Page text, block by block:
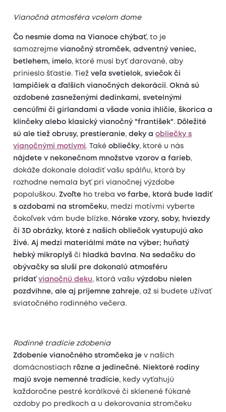
Vianočná atmosféra vcelom dome
Čo nesmie doma na Vianoce chýbať, to je
samozrejmevianočný stromček, adventný veniec,
betlehem, imelo, ktoré musí byť darované, aby
prinieslo šťastie. Tiežveľa svetielok, sviečok či
lampičiek a ďalších vianočných dekorácií .Okná sú
ozdobené zasneženými dedinkami, svetelnými
cencúľmi či girlandami a všade vonia ihličie, škorica a
klinčeky alebo klasický vianočný "františek". Dôležité
sú ale tiež obrusy, prestieranie,deky aobliečky s
vianočnými motívmi . Takéobliečky, ktoré u nás
nájdete v nekonečnom množstve vzorov a farieb,
dokáže dokonale doladiť vašu spálňu, ktorá by
rozhodne nemala byť pri vianočnej výzdobe
popoluškou.Zvoľte ho trebavo farbe, ktorá bude ladiť
s ozdobami na stromčeku, medzi motívmi vyberte
čokoľvek vám bude blízke. Nórske vzory, soby, hviezdy
či 3D obrázky, ktoré z našich obliečok vystupujú ako
živé. Aj medzi materiálmi máte na výber; huňatý
hebký mikroplyš či hladká bavlna . Na sedačku do
obývačky sa sluší pre dokonalú atmosféru
pridaťvianočnú deku, ktorá vašuvýzdobu nielen
pozdvihne, ale aj príjemne zahreje, až si budete užívať
sviatočného rodinného večera.
Rodinné tradície zdobenia
Zdobenie vianočného stromčeka je v našich
domácnostiach rôzne a jedinečné. Niektoré rodiny
majú svoje nemenné tradície, kedy vyťahujú
každoročne pestré korálkové či sklenené fúkané
ozdoby po predkoch a u dekorovania stromčeku